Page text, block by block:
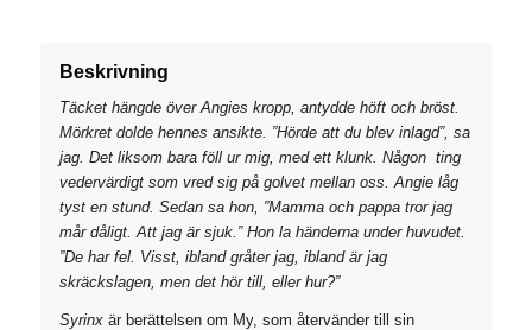
Beskrivning
Täcket hängde över Angies kropp, antydde höft och bröst.
Mörkret dolde hennes ansikte. ”Hörde att du blev inlagd”, sa
jag. Det liksom bara föll ur mig, med ett klunk. Någon ­ ting
vedervärdigt som vred sig på golvet mellan oss. Angie låg
tyst en stund. Sedan sa hon, ”Mamma och pappa tror jag
mår dåligt. Att jag är sjuk.” Hon la händerna under huvudet.
”De har fel. Visst, ibland gråter jag, ibland är jag
skräckslagen, men det hör till, eller hur?”
Syrinxär berättelsen om My, som återvänder till sin